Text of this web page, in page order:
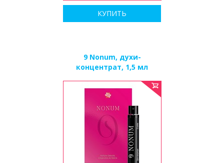
КУПИТЬ
9 Nonum, духи-
концентрат, 1,5 мл